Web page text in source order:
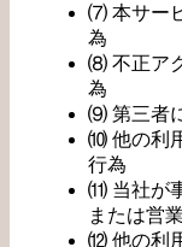
⑺ 本サー
為
⑻ 不正ア
為
⑼ 第三者
⑽ 他の利
行為
⑾ 当社が
または営
⑿ 他の利